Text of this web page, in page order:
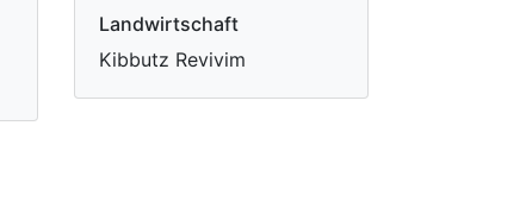
Landwirtschaft
Kibbutz Revivim